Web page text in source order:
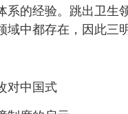
系的经验。跳出卫生
域中都存在，因此三
中国式